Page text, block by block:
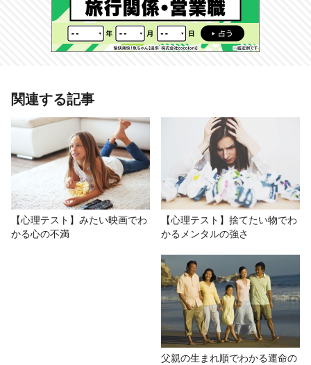
あわせて読みたい記事
【心理テスト】バス待ちの行動でわ
かる、洗脳されやすさ
# おもしろ # ゴールデンウィーク # 人生・願い
# 紅たき # その他
関連する記事
【心理テスト】みたい映画でわ
かる心の不満
【心理テスト】捨てたい物でわ
かるメンタルの強さ
父親の生まれ順でわかる運命の